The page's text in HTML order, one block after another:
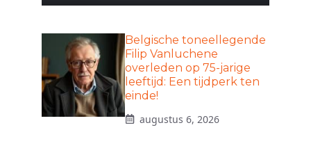
Belgische toneellegende
Filip Vanluchene
overleden op 75-jarige
leeftijd: Een tijdperk ten
einde!
augustus 6, 2026